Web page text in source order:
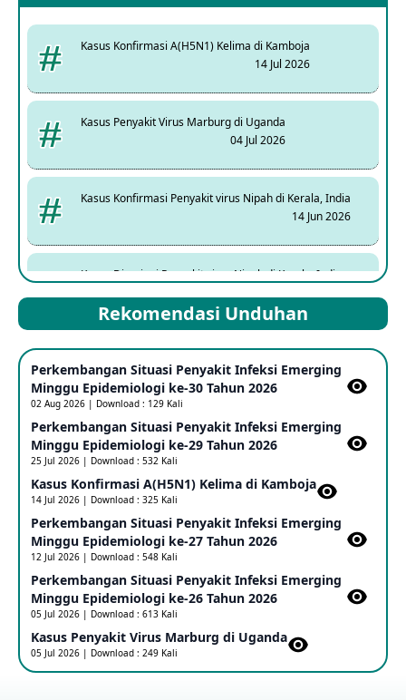
Kasus Konfirmasi A(H5N1) Kelima di Kamboja
14 Jul 2026
Kasus Penyakit Virus Marburg di Uganda
04 Jul 2026
Kasus Konfirmasi Penyakit virus Nipah di Kerala, India
14 Jun 2026
Kasus Dicurigai Penyakit virus Nipah di Kerala, India
Mpox Clade 1b di Taiwan
25 May 2026
Update Informasi PHEIC Penyakit Ebola
23 May 2026
Penetapan Outbreak Penyakit Ebola di RD Kongo dan
Uganda Sebagai PHEIC
17 May 2026
Outbreak Penyakti Ebola di RD Kongo
16 May 2026
Kasus Konfirmasi A(H5NN6) di Cina
Rekomendasi Unduhan
Perkembangan Situasi Penyakit Infeksi Emerging
Minggu Epidemiologi ke-30 Tahun 2026
02 Aug 2026 | Download : 129 Kali
Perkembangan Situasi Penyakit Infeksi Emerging
Minggu Epidemiologi ke-29 Tahun 2026
25 Jul 2026 | Download : 532 Kali
Kasus Konfirmasi A(H5N1) Kelima di Kamboja​
14 Jul 2026 | Download : 325 Kali
Perkembangan Situasi Penyakit Infeksi Emerging
Minggu Epidemiologi ke-27 Tahun 2026
12 Jul 2026 | Download : 548 Kali
Perkembangan Situasi Penyakit Infeksi Emerging
Minggu Epidemiologi ke-26 Tahun 2026
05 Jul 2026 | Download : 613 Kali
Kasus Penyakit Virus Marburg di Uganda
05 Jul 2026 | Download : 249 Kali